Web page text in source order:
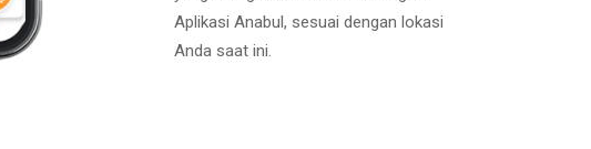
Aplikasi Anabul, sesuai dengan lokasi
Anda saat ini.